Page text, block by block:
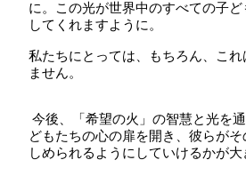
に。この光が世界中のすべての子
してくれますように。
私たちにとっては、もちろん、こ
ません。
今後、「希望の火」の智慧と光を
どもたちの心の扉を開き、彼らが
しめられるようにしていけるかが大